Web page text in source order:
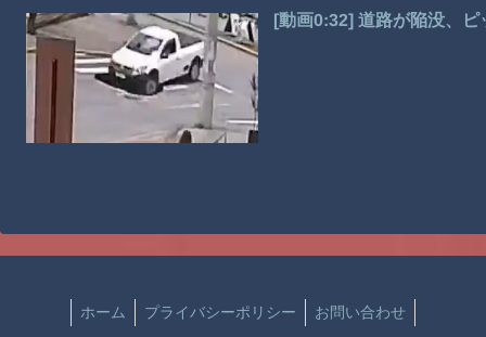
[動画0:32] 道路が陥没、
ホーム プライバシーポリシー お問い合わせ